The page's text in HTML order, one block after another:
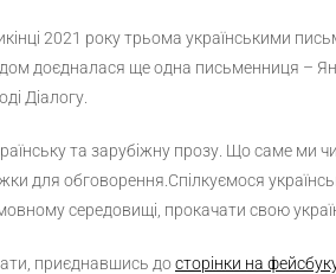
2021 року трьома українськими
доєдналася ще одна письменниця –
Діалогу.
та зарубіжну прозу. Що саме ми
для обговорення.Спілкуємося
середовищі, прокачати свою
приєднавшись досторінки на